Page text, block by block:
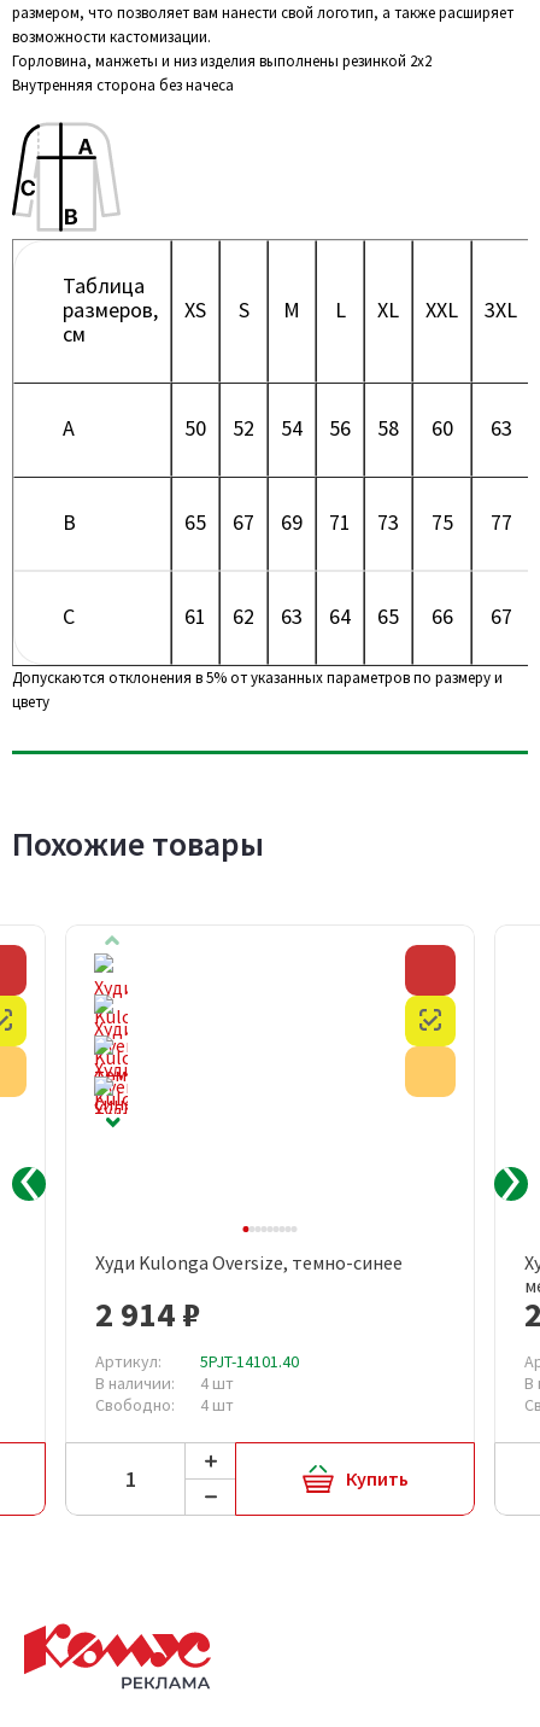
размером, что позволяет вам нанести свой логотип, а также расширяет
возможности кастомизации.
Горловина, манжеты и низ изделия выполнены резинкой 2х2
Внутренняя сторона без начеса
Таблица
размеров,
см
XS S M L XL XXL 3XL
A 50 52 54 56 58 60 63
B 65 67 69 71 73 75 77
C 61 62 63 64 65 66 67
Допускаются отклонения в 5% от указанных параметров по размеру и
цвету
Похожие товары
Честный знак
Худи Kulonga Oversize, темно-синее
2 914 ₽
Артикул:
5PJT-14101.40
В наличии:
4 шт
Свободно:
4 шт
Купить
В